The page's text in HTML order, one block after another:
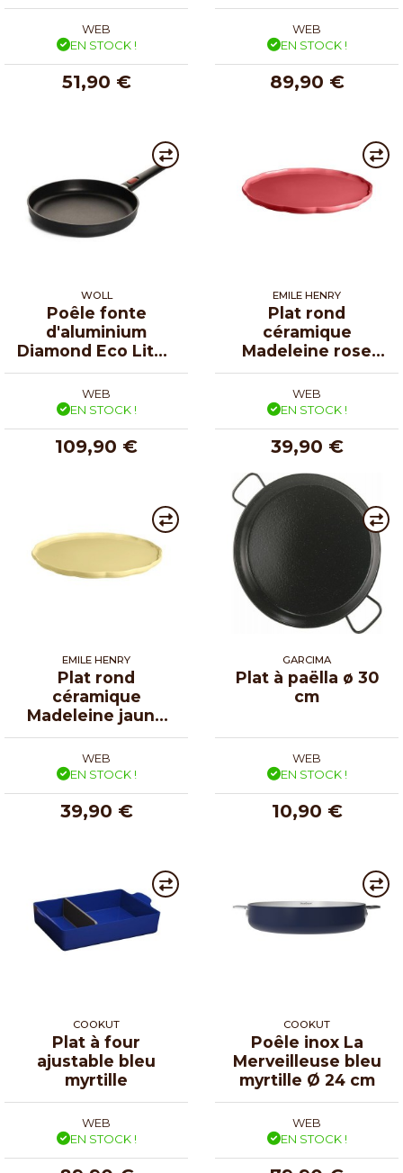
WEB
EN STOCK !
51,90 €
WEB
EN STOCK !
89,90 €
WOLL
Poêle fonte
d'aluminium
Diamond Eco Lite -
Ø 28 cm
WEB
EN STOCK !
109,90 €
EMILE HENRY
Plat rond
céramique
Madeleine rose
candy ø 31 cm
WEB
EN STOCK !
39,90 €
EMILE HENRY
Plat rond
céramique
Madeleine jaune
vanille ø 31 cm
WEB
EN STOCK !
39,90 €
GARCIMA
Plat à paëlla ø 30
cm
WEB
EN STOCK !
10,90 €
COOKUT
Plat à four
ajustable bleu
myrtille
WEB
EN STOCK !
COOKUT
Poêle inox La
Merveilleuse bleu
myrtille Ø 24 cm
WEB
EN STOCK !